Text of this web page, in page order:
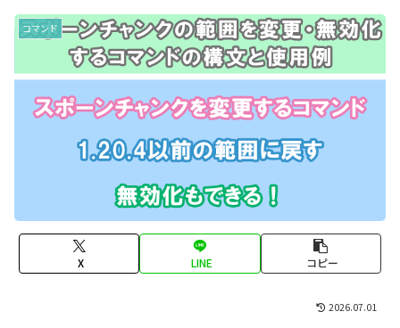
コマンド
X LINE コピー
2026.07.01